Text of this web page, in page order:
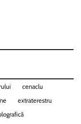
cenaclu
extraterestru